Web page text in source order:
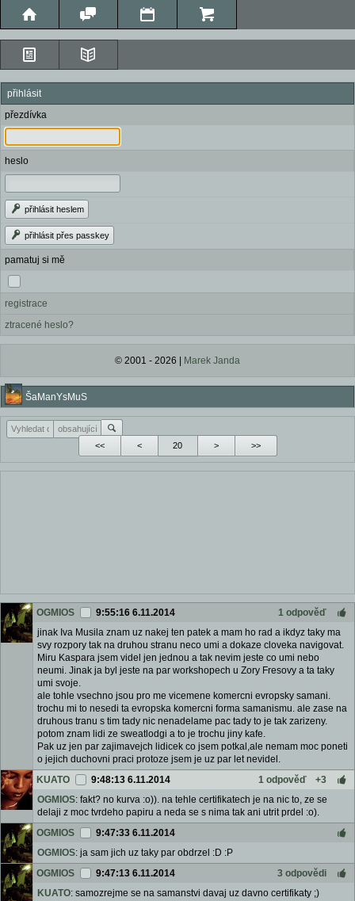
přihlásit
přezdívka
heslo
přihlásit heslem
přihlásit přes passkey
pamatuj si mě
registrace
ztracené heslo?
© 2001 - 2026 | Marek Janda
ŠaManYsMuS
<< < > >>
OGMIOS 9:55:16 6.11.2014
1 odpověď
jinak Iva Musila znam uz nakej ten patek a mam ho rad a ikdyz taky ma
svy rozpory tak na druhou stranu neco umi a dokaze cloveka navigovat.
Miru Kaspara jsem videl jen jednou a tak nevim jeste co umi nebo
neumi. Jinak ja byl jeste na par workshopech u Zory Fresovy a ta taky
umi svoje.
ale tohle vsechno jsou pro me vicemene komercni evropsky samani.
trochu mi to nesedi ta evropska komercni forma samanismu. ale zase na
druhous tranu s tim tady nic nenadelame pac tady to je tak zarizeny.
potom znam lidi ze sweatlodgi a to je trochu jiny kafe.
Pak uz jen par zajimavejch lidicek co jsem potkal,ale nemam moc poneti
o jejich duchovni praci protoze jsem je uz par let nevidel.
KUATO
9:48:13 6.11.2014 1 odpověď
+3
OGMIOS: fakt? no kurva :o)). na tehle certifikatech je na nic to, ze se
delaji z moc tvrdeho papiru a neda se s nima tak ani utrit prdel :o).
OGMIOS
9:47:33 6.11.2014
OGMIOS: ja sam jich uz taky par obdrzel :D :P
OGMIOS
9:47:13 6.11.2014
3 odpovědi
KUATO: samozrejme se na samanstvi davaj uz davno certifikaty ;)